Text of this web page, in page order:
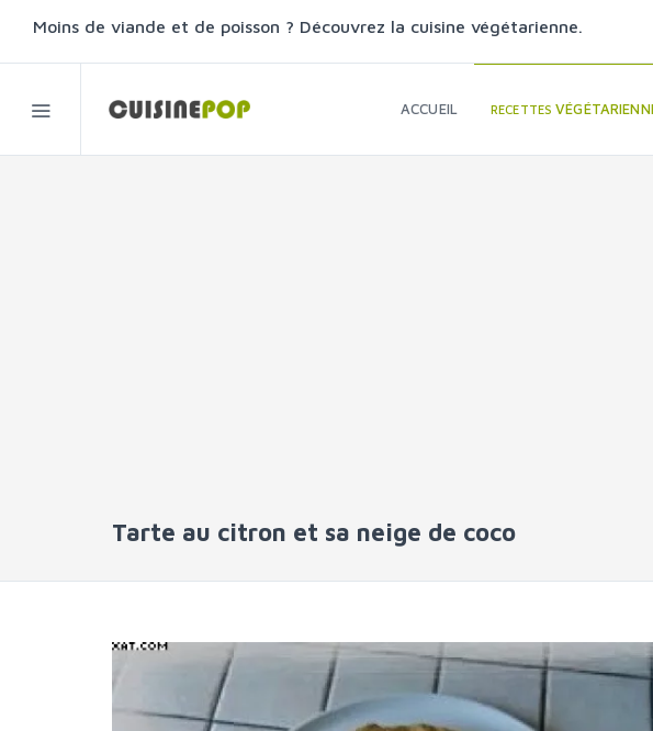
Moins de viande et de poisson ? Découvrez la cuisine végétarienne.
ACCUEIL RECETTES
Tarte au citron et sa neige de coco